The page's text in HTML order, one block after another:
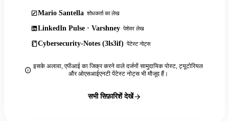
Mario Santella शोधकर्ता का लेख
LinkedIn Pulse · Varshney पेशेवर लेख
Cybersecurity-Notes (3ls3if) पेंटेस्ट नोट्स
इसके अलावा, एपीआई का जिक्र करने वाले दर्जनों सामुदायिक पोस्ट, ट्यूटोरियल
और ओएसआईएनटी पेंटेस्ट नोट्स भी मौजूद हैं।
सभी सिफ़ारिशें देखें